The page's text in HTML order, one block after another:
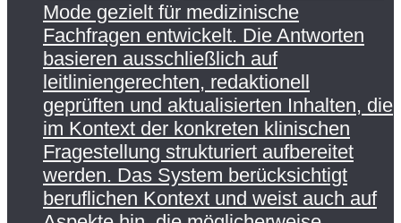
Mode gezielt für medizinische
Fachfragen entwickelt. Die Antworten
basieren ausschließlich auf
leitliniengerechten, redaktionell
geprüften und aktualisierten Inhalten, die
im Kontext der konkreten klinischen
Fragestellung strukturiert aufbereitet
werden. Das System berücksichtigt
beruflichen Kontext und weist auch auf